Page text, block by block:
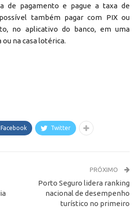
de pagamento e pague a taxa de
também pagar com PIX ou
no aplicativo do banco, em uma
na casa lotérica.
Facebook Twitter
PRÓXIMO
Porto Seguro lidera ranking
nacional de desempenho
turístico no primeiro